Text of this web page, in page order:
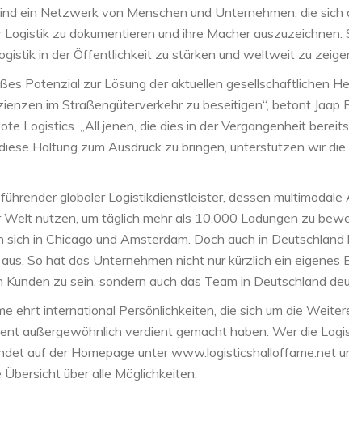
ein Netzwerk von Menschen und Unternehmen, die sich
zu dokumentieren und ihre Macher
in der Öffentlichkeit zu stärken und weltweit zu
Potenzial zur Lösung der aktuellen gesellschaftlichen
im Straßengüterverkehr zu beseitigen“, betont Jaap
Logistics. „All jenen, die dies in der Vergangenheit
Haltung zum Ausdruck zu bringen, unterstützen wir
globaler Logistikdienstleister, dessen
nutzen, um täglich mehr als 10.000 Ladungen zu
in Chicago und Amsterdam. Doch auch in
So hat das Unternehmen nicht nur kürzlich ein eigenes
zu sein, sondern auch das Team in Deutschland
ehrt international Persönlichkeiten, die sich um die
außergewöhnlich verdient gemacht haben. Wer die
auf der Homepage unter www.logisticshalloffame.net
Übersicht über alle Möglichkeiten.